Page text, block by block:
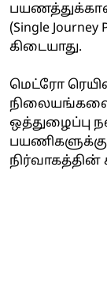
(Single
கிடையாது.
மெட்ரோ
நிலையங்களை
ஒத்துழைப்பு
நிர்வாகத்தின்